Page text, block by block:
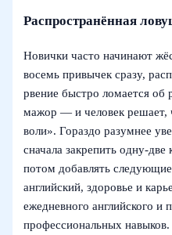
Распространённая
Новички часто начинают
восемь привычек сразу,
рвение быстро ломается об
мажор — и человек решает,
воли». Гораздо разумнее
сначала закрепить одну-
потом добавлять
английский, здоровье и
ежедневного английского и
профессиональных навыков.